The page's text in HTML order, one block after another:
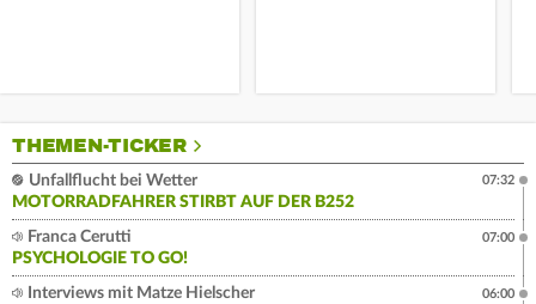
THEMEN-TICKER
Unfallflucht bei Wetter
MOTORRADFAHRER STIRBT AUF DER B252
07:32
Franca Cerutti
PSYCHOLOGIE TO GO!
07:00
Interviews mit Matze Hielscher
06:00